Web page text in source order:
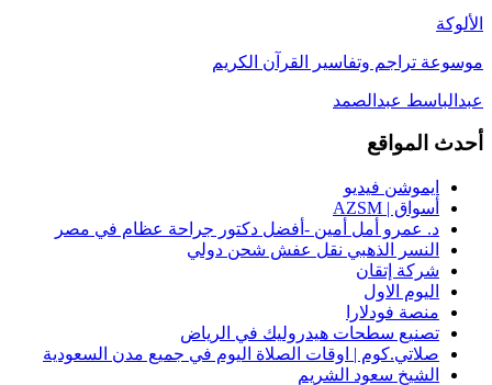
الألوكة
موسوعة تراجم وتفاسير القرآن الكريم
عبدالباسط عبدالصمد
أحدث المواقع
ايموشن فيديو
أسواق | AZSM
د. عمرو أمل أمين -أفضل دكتور جراحة عظام في مصر
النسر الذهبي نقل عفش شحن دولي
شركة إتقان
اليوم الاول
منصة فودلارا
تصنيع سطحات هيدروليك في الرياض
صلاتي.كوم | اوقات الصلاة اليوم في جميع مدن السعودية
الشيخ سعود الشريم